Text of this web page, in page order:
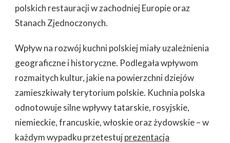
polskich restauracji w zachodniej Europie oraz
Stanach Zjednoczonych.
Wpływ na rozwój kuchni polskiej miały uzależnienia
geograficzne i historyczne. Podlegała wpływom
rozmaitych kultur, jakie na powierzchni dziejów
zamieszkiwały terytorium polskie. Kuchnia polska
odnotowuje silne wpływy tatarskie, rosyjskie,
niemieckie, francuskie, włoskie oraz żydowskie – w
każdym wypadku przetestujprezentacja